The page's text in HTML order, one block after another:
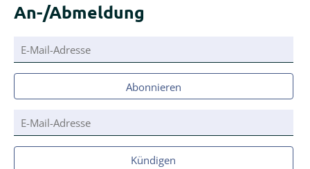
An-/Abmeldung
E-
Mail-
Adresse
Abonnieren
E-
Mail-
Adresse
Kündigen